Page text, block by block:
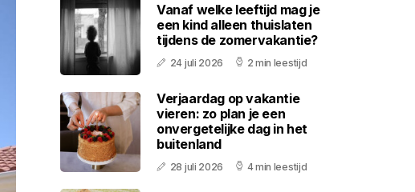
Vanaf welke leeftijd mag je
een kind alleen thuislaten
tijdens de zomervakantie?
24 juli 2026 2 min leestijd
Verjaardag op vakantie
vieren: zo plan je een
onvergetelijke dag in het
buitenland
28 juli 2026 4 min leestijd